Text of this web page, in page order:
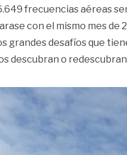
frecuencias aéreas
con el mismo mes de
grandes desafíos que
descubran o